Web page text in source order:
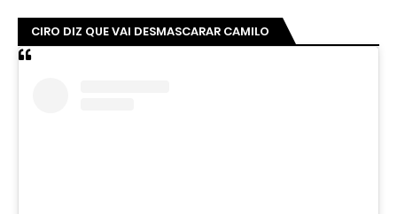
CIRO DIZ QUE VAI DESMASCARAR CAMILO